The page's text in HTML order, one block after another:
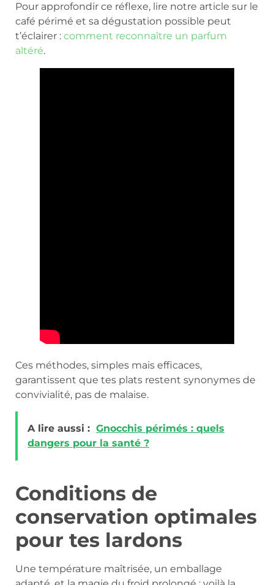
Pour approfondir ce réflexe, lire notre article sur le
café périmé et sa dégustation possible peut
t’éclairer : comment reconnaître un parfum
altéré.
Ces méthodes, simples mais efficaces,
garantissent que tes plats restent synonymes de
convivialité, pas de malaise.
A lire aussi : Gnocchis périmés : quels
dangers pour la santé ?
Conditions de
conservation optimales
pour tes lardons
Une température maîtrisée, un emballage